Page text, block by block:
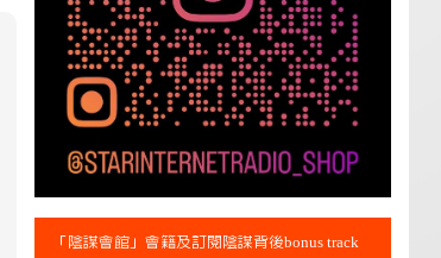
「陰謀會館」會籍及訂閱陰謀背後bonus track